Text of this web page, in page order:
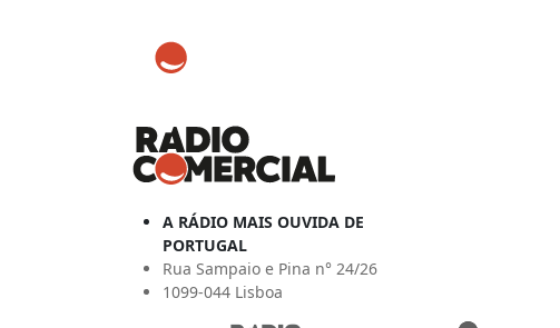
A RÁDIO MAIS OUVIDA DE
PORTUGAL
Rua Sampaio e Pina n° 24/26
1099-044 Lisboa